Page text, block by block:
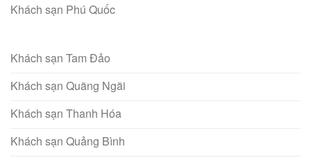
Khách sạn Phú Quốc
Khách sạn Tam Đảo
Khách sạn Quãng Ngãi
Khách sạn Thanh Hóa
Khách sạn Quảng Bình